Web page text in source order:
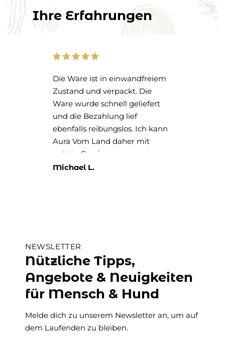
Ihre Erfahrungen
Die Ware ist in einwandfreiem
Zustand und verpackt. Die
Ware wurde schnell geliefert
und die Bezahlung lief
ebenfalls reibungslos. Ich kann
Aura Vom Land daher mit
gutem Gewissen
weiterempfehlen.
Michael L.
NEWSLETTER
Nützliche Tipps,
Angebote & Neuigkeiten
für Mensch & Hund
Melde dich zu unserem Newsletter an, um auf
dem Laufenden zu bleiben.